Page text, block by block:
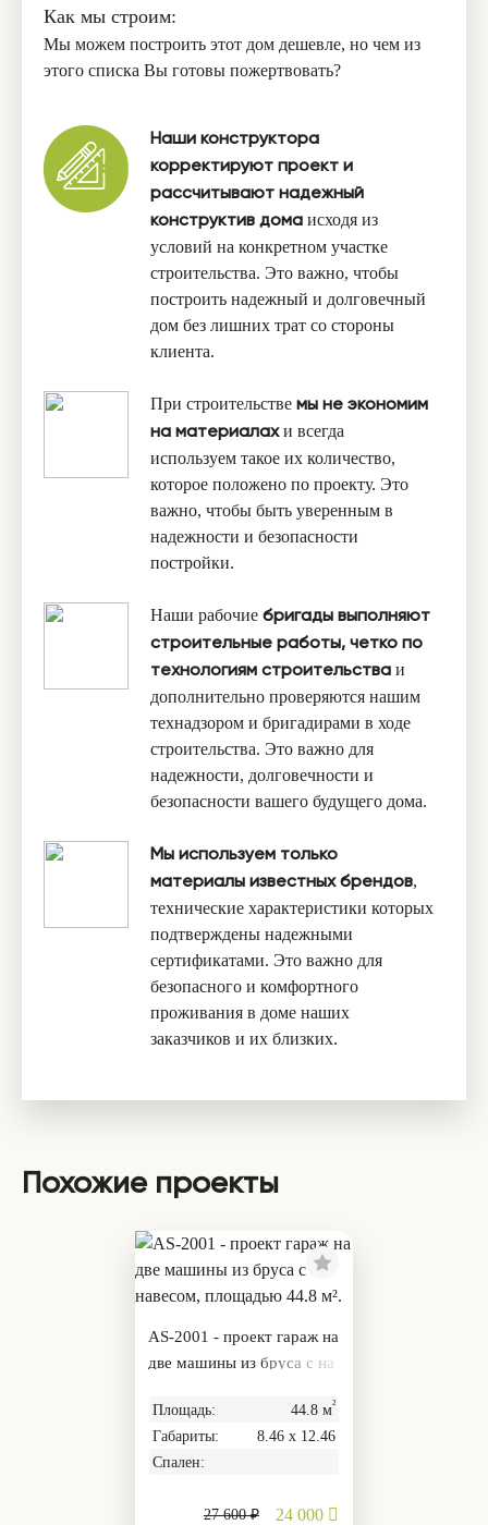
Как мы строим:
Мы можем построить этот дом дешевле, но чем из
этого списка Вы готовы пожертвовать?
Наши конструктора
корректируют проект и
рассчитывают надежный
конструктив дома исходя из
условий на конкретном участке
строительства. Это важно, чтобы
построить надежный и долговечный
дом без лишних трат со стороны
клиента.
При строительстве мы не экономим
на материалахи всегда
используем такое их количество,
которое положено по проекту. Это
важно, чтобы быть уверенным в
надежности и безопасности
постройки.
Наши рабочие бригады выполняют
строительные работы, четко по
технологиям строительства и
дополнительно проверяются нашим
технадзором и бригадирами в ходе
строительства. Это важно для
надежности, долговечности и
безопасности вашего будущего дома.
Мы используем только
материалы известных брендов,
технические характеристики которых
подтверждены надежными
сертификатами. Это важно для
безопасного и комфортного
проживания в доме наших
заказчиков и их близких.
Похожие проекты
AS-2001 - проект гараж на
две машины из бруса с на
Площадь: 44.8 м²
Габариты:
8.46 х 12.46
Спален:
27 600 ₽ 24 000